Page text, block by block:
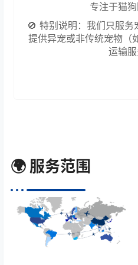
专注于猫
🚫 特别说明：我们只服
提供异宠或非传统宠物（
运输服
🌍 服务范围